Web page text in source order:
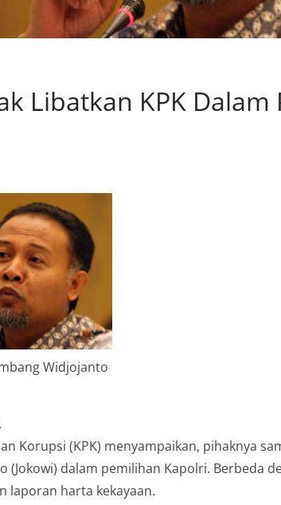
Libatkan KPK
Widjojanto
Korupsi (KPK) menyampaikan, pihaknya
(Jokowi) dalam pemilihan Kapolri. Berbeda
laporan harta kekayaan.